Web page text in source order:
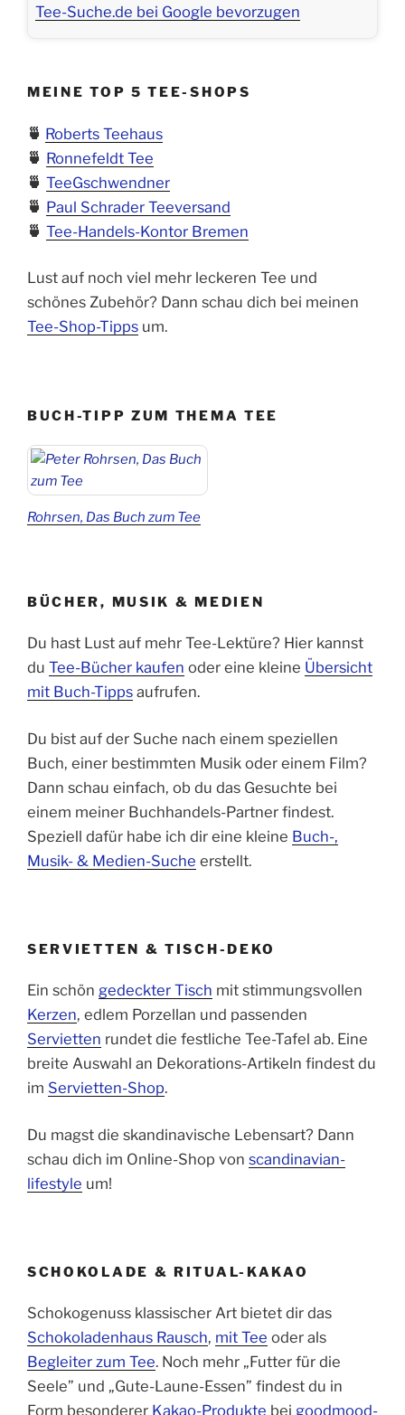
Tee-Suche.de bei Google bevorzugen
MEINE TOP 5 TEE-SHOPS
🍵 Roberts Teehaus
🍵 Ronnefeldt Tee
🍵 TeeGschwendner
🍵 Paul Schrader Teeversand
🍵 Tee-Handels-Kontor Bremen
Lust auf noch viel mehr leckeren Tee und
schönes Zubehör? Dann schau dich bei meinen
Tee-Shop-Tipps um.
BUCH-TIPP ZUM THEMA TEE
Rohrsen, Das Buch zum Tee
BÜCHER, MUSIK & MEDIEN
Du hast Lust auf mehr Tee-Lektüre? Hier kannst
du Tee-Bücher kaufen oder eine kleine Übersicht
mit Buch-Tipps aufrufen.
Du bist auf der Suche nach einem speziellen
Buch, einer bestimmten Musik oder einem Film?
Dann schau einfach, ob du das Gesuchte bei
einem meiner Buchhandels-Partner findest.
Speziell dafür habe ich dir eine kleine Buch-,
Musik- & Medien-Suche erstellt.
SERVIETTEN & TISCH-DEKO
Ein schön gedeckter Tisch mit stimmungsvollen
Kerzen, edlem Porzellan und passenden
Servietten rundet die festliche Tee-Tafel ab. Eine
breite Auswahl an Dekorations-Artikeln findest du
im Servietten-Shop.
Du magst die skandinavische Lebensart? Dann
schau dich im Online-Shop von scandinavian-
lifestyle um!
SCHOKOLADE & RITUAL-KAKAO
Schokogenuss klassischer Art bietet dir das
Schokoladenhaus Rausch, mit Tee oder als
Begleiter zum Tee. Noch mehr „Futter für die
Seele” und „Gute-Laune-Essen” findest du in
Form besonderer Kakao-Produkte bei goodmood-